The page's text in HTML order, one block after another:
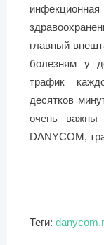
главный
болезням у
трафик
десятков
очень важны
DANYCOM,
Теги: